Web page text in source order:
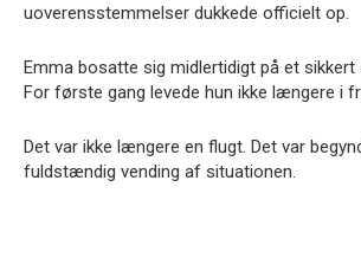
uoverensstemmelser dukkede officielt op.
Emma bosatte sig midlertidigt på et sikkert
For første gang levede hun ikke længere i
Det var ikke længere en flugt. Det var
fuldstændig vending af situationen.